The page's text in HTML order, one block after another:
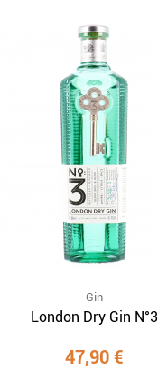
Gin
London Dry Gin N°3
47,90 €